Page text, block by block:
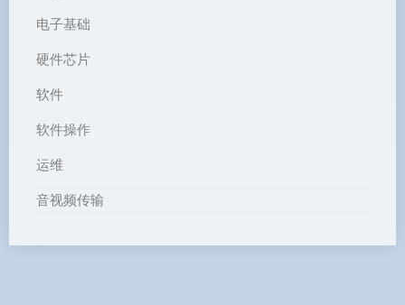
电子基础
硬件芯片
软件
软件操作
运维
音视频传输